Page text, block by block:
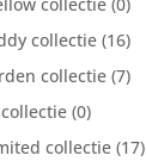
collectie (16)
collectie (7)
(0)
collectie (17)